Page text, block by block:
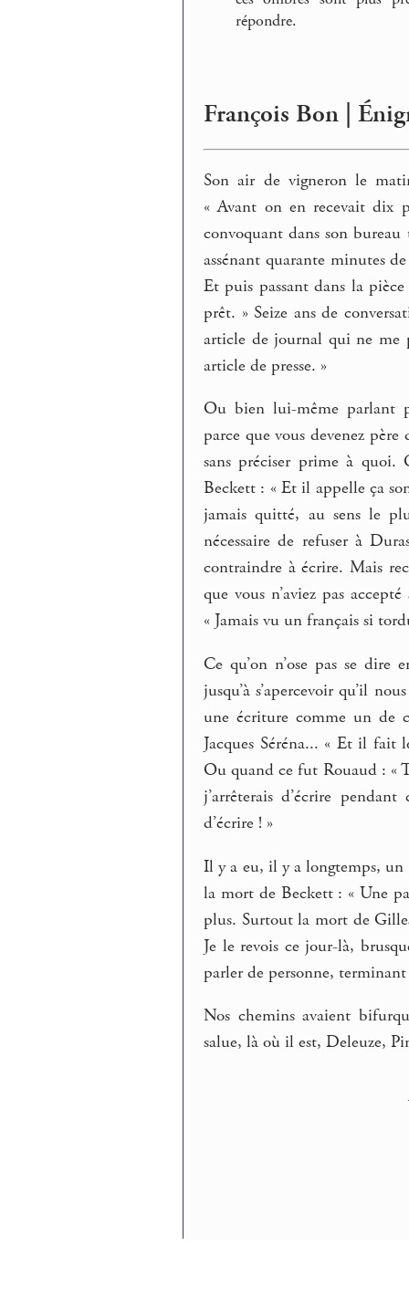
répondre.
François Bon |
Son air de vigneron le
« Avant on en recevait dix
convoquant dans son
assénant quarante minutes
Et puis passant dans la
prêt. » Seize ans de
article de journal qui ne me
article de presse. »
Ou bien lui-même parlant
parce que vous devenez
sans préciser prime à
Beckett : « Et il appelle ça
jamais quitté, au sens le
nécessaire de refuser à
contraindre à écrire. Mais
que vous n’aviez pas
« Jamais vu un français si
Ce qu’on n’ose pas se dire
jusqu’à s’apercevoir qu’il
une écriture comme un de
Jacques Séréna... « Et il fait
Ou quand ce fut Rouaud : «
j’arrêterais d’écrire
d’écrire ! »
Il y a eu, il y a longtemps, un
la mort de Beckett : « Une
plus. Surtout la mort de
Je le revois ce jour-là,
parler de personne,
Nos chemins avaient
salue, là où il est, Deleuze,